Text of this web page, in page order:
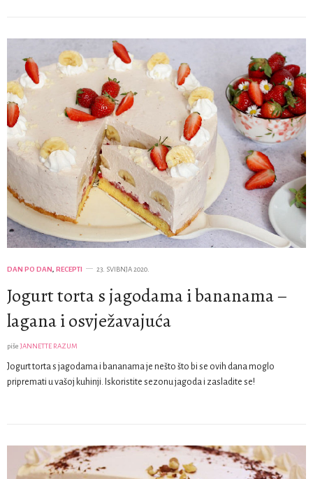
DAN PO DAN, RECEPTI 23. SVIBNJA 2020.
Jogurt torta s jagodama i bananama –
lagana i osvježavajuća
piše JANNETTE RAZUM
Jogurt torta s jagodama i bananama je nešto što bi se ovih dana moglo
pripremati u vašoj kuhinji. Iskoristite sezonu jagoda i zasladite se!